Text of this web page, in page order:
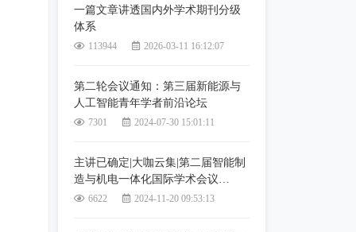
一篇文章讲透国内外学术期刊分级
体系
113944 2026-03-11 16:12:07
第二轮会议通知：第三届新能源与
人工智能青年学者前沿论坛
7301 2024-07-30 15:01:11
主讲已确定|大咖云集|第二届智能制
造与机电一体化国际学术会议
（IMM2025），往届已检索
6622 2024-11-20 09:53:13